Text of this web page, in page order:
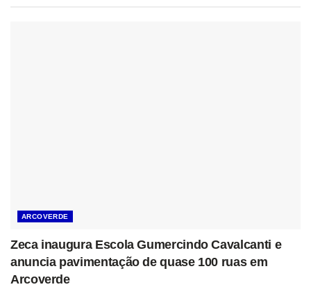
ARCOVERDE
Zeca inaugura Escola Gumercindo Cavalcanti e
anuncia pavimentação de quase 100 ruas em
Arcoverde